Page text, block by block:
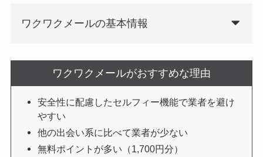
ワクワクメールの基本情報
ワクワクメールがおすすめな理由
安全性に配慮したセルフィー機能で業者を避け
やすい
他の出会い系に比べて業者が少ない
無料ポイントが多い（1,700円分）